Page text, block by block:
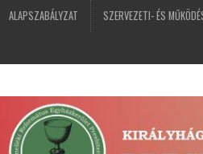
ALAPSZABÁLYZAT SZERVEZETI- ÉS